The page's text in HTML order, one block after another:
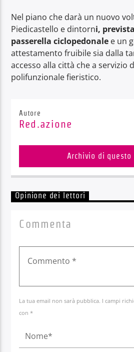
Nel piano che darà un nuovo
Piedicastello e dintorni,
passerella ciclopedonale e un
attestamento fruibile sia dalla
accesso alla città che a servizio
polifunzionale fieristico.
Autore
Red.azione
Archivio di questo
Opinione dei lettori
Commenta
La tua email non sarà pubblica. I campi
con *